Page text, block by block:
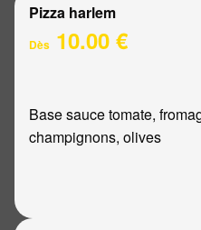
Pizza harlem
Dès 10.00 €
Base sauce tomate,
champignons, olives